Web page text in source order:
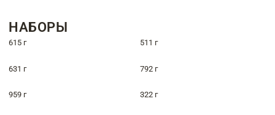
НАБОРЫ
615 г 511 г
631 г 792 г
959 г 322 г